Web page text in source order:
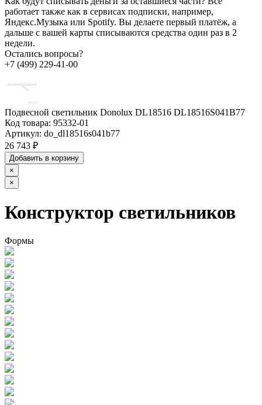
работает также как в сервисах подписки, например,
Яндекс.Музыка или Spotify. Вы делаете первый платёж, а
дальше с вашей карты списываются средства один раз в 2
недели.
Остались вопросы?
+7 (499) 229-41-00
Подвесной светильник Donolux DL18516 DL18516S041B77
Код товара: 95332-01
Артикул: do_dl18516s041b77
26 743 ₽
Добавить в корзину
×
×
Конструктор светильников
Формы